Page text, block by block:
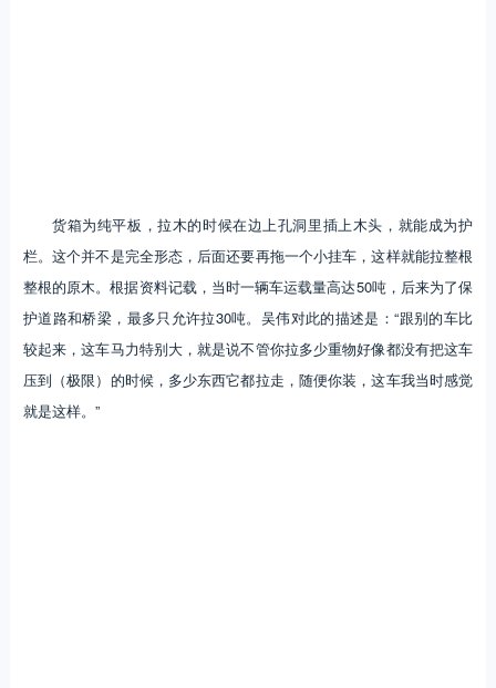
货箱为纯平板，拉木的时候在边上孔洞里插上木头，就能成为护
栏。这个并不是完全形态，后面还要再拖一个小挂车，这样就能拉整根
整根的原木。根据资料记载，当时一辆车运载量高达50吨，后来为了保
护道路和桥梁，最多只允许拉30吨。吴伟对此的描述是：“跟别的车比
较起来，这车马力特别大，就是说不管你拉多少重物好像都没有把这车
压到（极限）的时候，多少东西它都拉走，随便你装，这车我当时感觉
就是这样。”